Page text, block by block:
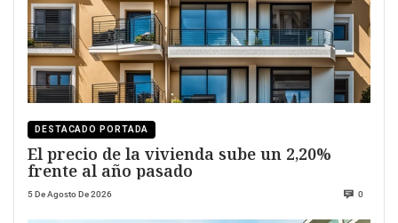
DESTACADO PORTADA
El precio de la vivienda sube un 2,20%
frente al año pasado
5 De Agosto De 2026 0